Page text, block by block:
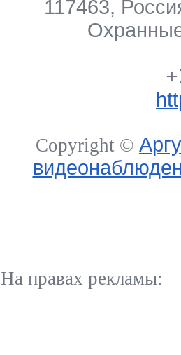
117463,
Copyright ©
На правах рекламы: